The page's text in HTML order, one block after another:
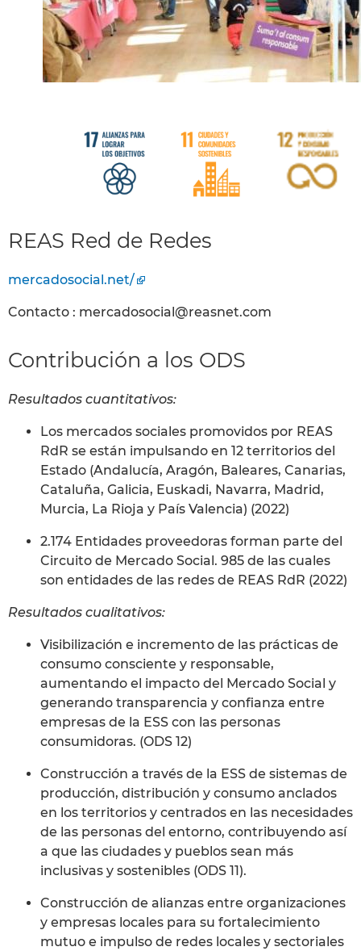
REAS Red de Redes
mercadosocial.net/
Contacto : mercadosocial@reasnet.com
Contribución a los ODS
Resultados cuantitativos:
Los mercados sociales promovidos por REAS
RdR se están impulsando en 12 territorios del
Estado (Andalucía, Aragón, Baleares, Canarias,
Cataluña, Galicia, Euskadi, Navarra, Madrid,
Murcia, La Rioja y País Valencia) (2022)
2.174 Entidades proveedoras forman parte del
Circuito de Mercado Social. 985 de las cuales
son entidades de las redes de REAS RdR (2022)
Resultados cualitativos:
Visibilización e incremento de las prácticas de
consumo consciente y responsable,
aumentando el impacto del Mercado Social y
generando transparencia y confianza entre
empresas de la ESS con las personas
consumidoras. (ODS 12)
Construcción a través de la ESS de sistemas de
producción, distribución y consumo anclados
en los territorios y centrados en las necesidades
de las personas del entorno, contribuyendo así
a que las ciudades y pueblos sean más
inclusivas y sostenibles (ODS 11).
Construcción de alianzas entre organizaciones
y empresas locales para su fortalecimiento
mutuo e impulso de redes locales y sectoriales